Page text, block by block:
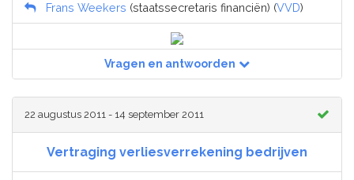
Frans Weekers (staatssecretaris financiën) (VVD)
Vragen en antwoorden
22 augustus 2011 - 14 september 2011
Vertraging verliesverrekening bedrijven